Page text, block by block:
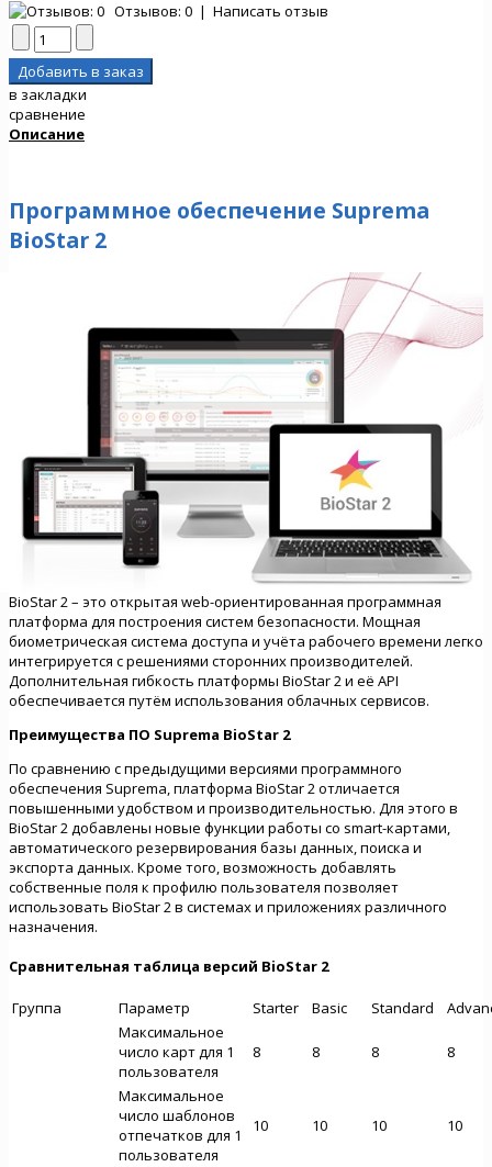
Отзывов: 0 | Написать отзыв
в закладки
сравнение
Описание
Программное обеспечение Suprema
BioStar 2
BioStar 2 – это открытая web-ориентированная программная
платформа для построения систем безопасности. Мощная
биометрическая система доступа и учёта рабочего времени легко
интегрируется с решениями сторонних производителей.
Дополнительная гибкость платформы BioStar 2 и её API
обеспечивается путём использования облачных сервисов.
Преимущества ПО Suprema BioStar 2
По сравнению с предыдущими версиями программного
обеспечения Suprema, платформа BioStar 2 отличается
повышенными удобством и производительностью. Для этого в
BioStar 2 добавлены новые функции работы со smart-картами,
автоматического резервирования базы данных, поиска и
экспорта данных. Кроме того, возможность добавлять
собственные поля к профилю пользователя позволяет
использовать BioStar 2 в системах и приложениях различного
назначения.
Сравнительная таблица версий BioStar 2
Группа Параметр Starter Basic Standard
Максимальное
число карт для 1
пользователя
8 8 8 8
Максимальное
число шаблонов
отпечатков для 1
пользователя
10 10 10 10